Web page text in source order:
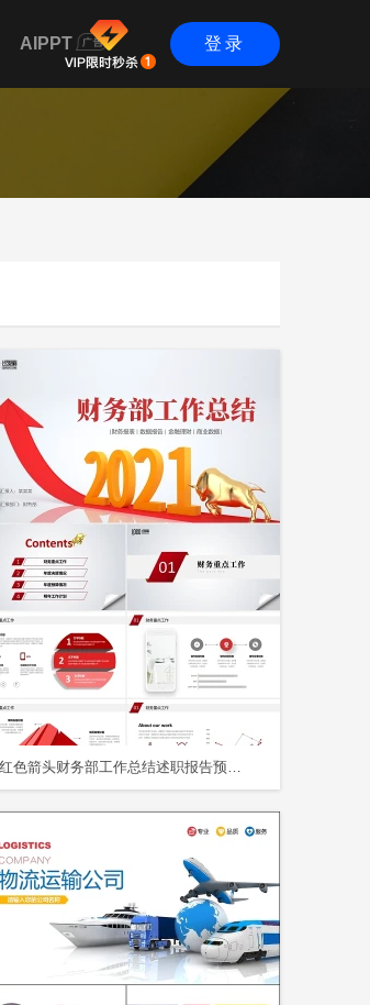
AIPPT 登录
红色箭头财务部工作总结述职报告预决算汇报PPT财务工作总结